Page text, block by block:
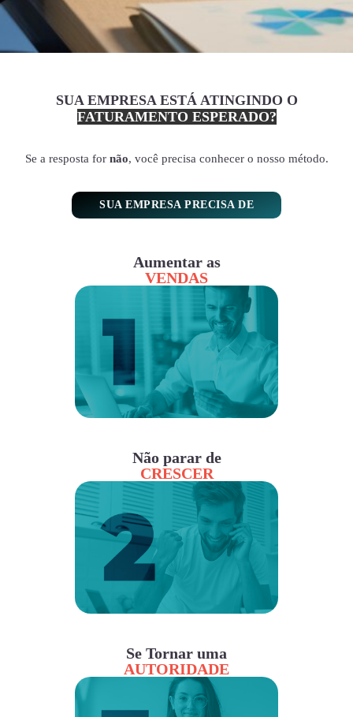
SUA EMPRESA ESTÁ ATINGINDO O
FATURAMENTO ESPERADO?
Se a resposta for não, você precisa conhecer o nosso método.
SUA EMPRESA PRECISA DE
Aumentar as
VENDAS
Não parar de
CRESCER
Se Tornar uma
AUTORIDADE